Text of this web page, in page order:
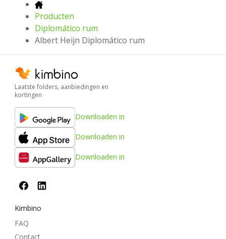
Producten
Diplomático rum
Albert Heijn Diplomático rum
Laatste folders, aanbiedingen en
kortingen
Downloaden in
Downloaden in
Downloaden in
Kimbino
FAQ
Contact